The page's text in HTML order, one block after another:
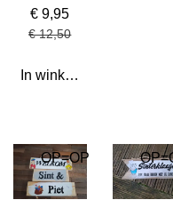
€ 9,95
€ 12,50
In winkelwagen
OP=OP